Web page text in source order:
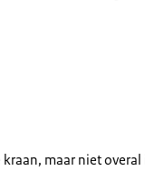
maar niet